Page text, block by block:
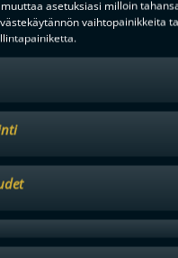
asetuksiasi milloin
vaihtopainikkeita